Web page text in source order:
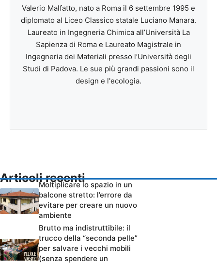
Valerio Malfatto, nato a Roma il 6 settembre 1995 e
diplomato al Liceo Classico statale Luciano Manara.
Laureato in Ingegneria Chimica all’Università La
Sapienza di Roma e Laureato Magistrale in
Ingegneria dei Materiali presso l’Università degli
Studi di Padova. Le sue più grandi passioni sono il
design e l'ecologia.
Articoli recenti
Moltiplicare lo spazio in un
balcone stretto: l’errore da
evitare per creare un nuovo
ambiente
Brutto ma indistruttibile: il
trucco della “seconda pelle”
per salvare i vecchi mobili
(senza spendere un